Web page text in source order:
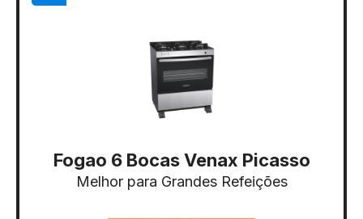
Fogao 6 Bocas Venax Picasso
Melhor para Grandes Refeições